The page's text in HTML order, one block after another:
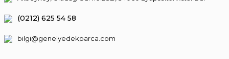
(0212) 625 54 58
bilgi@genelyedekparca.com